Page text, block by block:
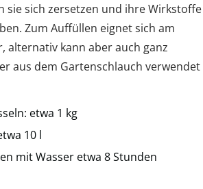
sie sich zersetzen und ihre Wirkstoffe
Zum Auffüllen eignet sich am
alternativ kann aber auch ganz
aus dem Gartenschlauch verwendet
etwa 1 kg
10 l
mit Wasser etwa 8 Stunden